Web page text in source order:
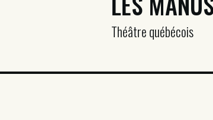
Théâtre québécois